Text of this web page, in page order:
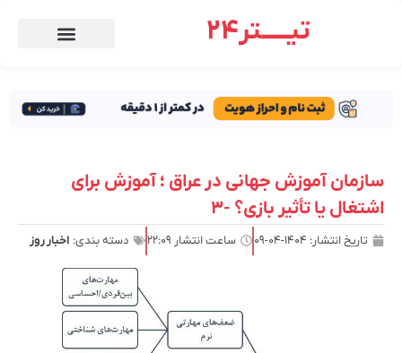
تیـــــتر24
سازمان آموزش جهانی در عراق ؛ آموزش برای
اشتغال یا تأثیر بازی؟ -۳
تاریخ انتشار: ۱۴۰۴-۰۴-۰۹ ساعت انتشار ۲۲:۰۹ دسته بندی: اخبار روز